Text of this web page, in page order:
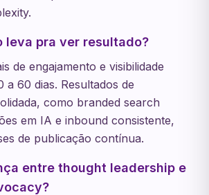
leva pra ver resultado?
de engajamento e visibilidade
a 60 dias. Resultados de
como branded search
em IA e inbound consistente,
de publicação contínua.
entre thought leadership e